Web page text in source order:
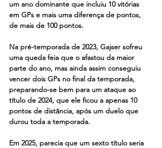
um ano dominante que incluiu 10 vitórias
em GPs e mais uma diferença de pontos,
de mais de 100 pontos.
Na pré-temporada de 2023, Gajser sofreu
uma queda feia que o afastou da maior
parte do ano, mas ainda assim conseguiu
vencer dois GPs no final da temporada,
preparando-se bem para um ataque ao
título de 2024, que ele ficou a apenas 10
pontos de distância, após um duelo que
durou toda a temporada.
Em 2025, parecia que um sexto título seria